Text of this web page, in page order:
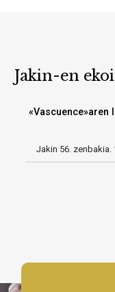
Jakin-en
«Vascuence»aren
Jakin 56. zenbakia.